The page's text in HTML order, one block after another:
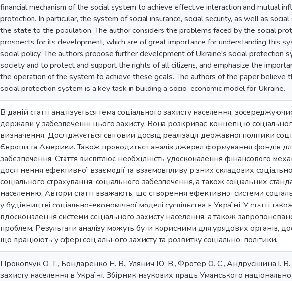
financial mechanism of the social system to achieve effective interaction and mutual
protection. In particular, the system of social insurance, social security, as well as
the state to the population. The author considers the problems faced by the social
prospects for its development, which are of great importance for understanding this
social policy. The authors propose further development of Ukraine's social protection
society and to protect and support the rights of all citizens, and emphasize the
the operation of the system to achieve these goals. The authors of the paper believe
social protection system is a key task in building a socio-economic model for Ukraine.
В даній статті аналізується тема соціального захисту населення,
держави у забезпеченні цього захисту. Вона розкриває концепцію
визначення. Досліджується світовий досвід реалізації державної політики
Європи та Америки. Також проводиться аналіз джерел формування фондів
забезпечення. Стаття висвітлює необхідність удосконалення фінансового
досягнення ефективної взаємодії та взаємовпливу різних складових
соціального страхування, соціального забезпечення, а також соціальних
населенню. Автори статті вважають, що створення ефективної системи
у будівництві соціально-економічної моделі суспільства в Україні. У статті
вдосконалення системи соціального захисту населення, а також
проблем. Результати аналізу можуть бути корисними для урядових органів,
що працюють у сфері соціального захисту та розвитку соціальної політики.
Прокопчук О. Т., Бондаренко Н. В., Улянич Ю. В., Фротер О. С., Андрусішина І. В.
захисту населення в Україні. Збірник наукових праць Уманського